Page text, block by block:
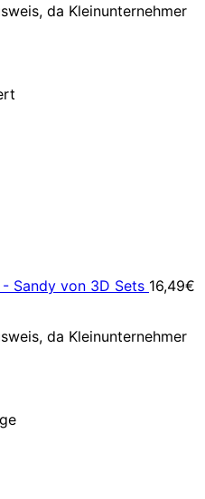
da Kleinunternehmer
- Sandy von 3D Sets 16,49€
da Kleinunternehmer